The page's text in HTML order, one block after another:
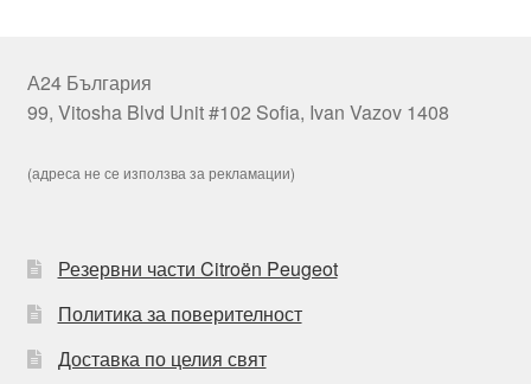
А24 България
99, Vitosha Blvd Unit #102 Sofia, Ivan Vazov 1408
(адреса не се използва за рекламации)
Резервни части Citroën Peugeot
Политика за поверителност
Доставка по целия свят